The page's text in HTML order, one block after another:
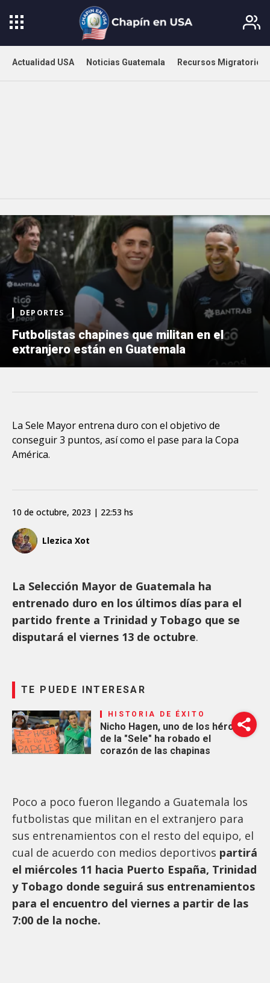
Actualidad USA Noticias Guatemala Recursos Migratorios
DEPORTES
Futbolistas chapines que militan en el
extranjero están en Guatemala
La Sele Mayor entrena duro con el objetivo de
conseguir 3 puntos, así como el pase para la Copa
América.
Llezica Xot
10 de octubre, 2023 | 22:53 hs
La Selección Mayor de Guatemala ha
entrenado duro en los últimos días para el
partido frente a Trinidad y Tobago que se
disputará el viernes 13 de octubre.
TE PUEDE INTERESAR
HISTORIA DE ÉXITO
Nicho Hagen, uno de los héroes
de la "Sele" ha robado el
corazón de las chapinas
Poco a poco fueron llegando a Guatemala los
futbolistas que militan en el extranjero para
sus entrenamientos con el resto del equipo, el
cual de acuerdo con medios deportivos partirá
el miércoles 11 hacia Puerto España, Trinidad
y Tobago donde seguirá sus entrenamientos
para el encuentro del viernes a partir de las
7:00 de la noche.